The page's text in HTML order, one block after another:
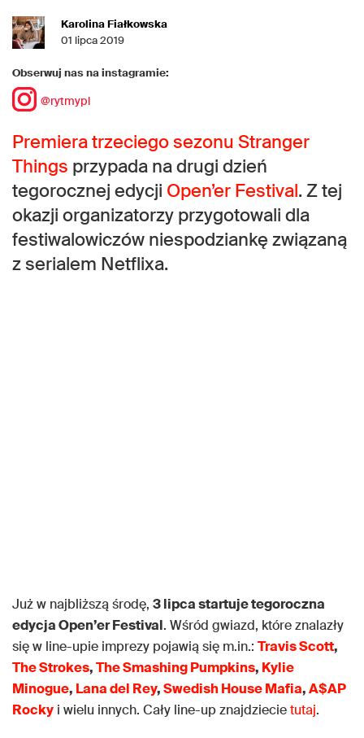
Karolina Fiałkowska
01 lipca 2019
Obserwuj nas na instagramie:
@rytmypl
Premiera trzeciego sezonu Stranger
Things przypada na drugi dzień
tegorocznej edycji Open’er Festival. Z tej
okazji organizatorzy przygotowali dla
festiwalowiczów niespodziankę związaną
z serialem Netflixa.
Już w najbliższą środę, 3 lipca startuje tegoroczna
edycja Open’er Festival. Wśród gwiazd, które znalazły
się w line-upie imprezy pojawią się m.in.: Travis Scott,
The Strokes,The Smashing Pumpkins, Kylie
Minogue, Lana del Rey,Swedish House Mafia,A$AP
Rocky i wielu innych. Cały line-up znajdziecietutaj.